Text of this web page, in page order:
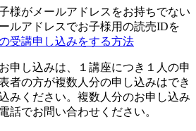
様がメールアドレスをお持ちでない
ルアドレスでお子様用の読売IDを
受講申し込みをする方法
申し込みは、１講座につき１人の申
者の方が複数人分の申し込みはでき
みください。複数人分のお申し込み
話でお問い合わせください。